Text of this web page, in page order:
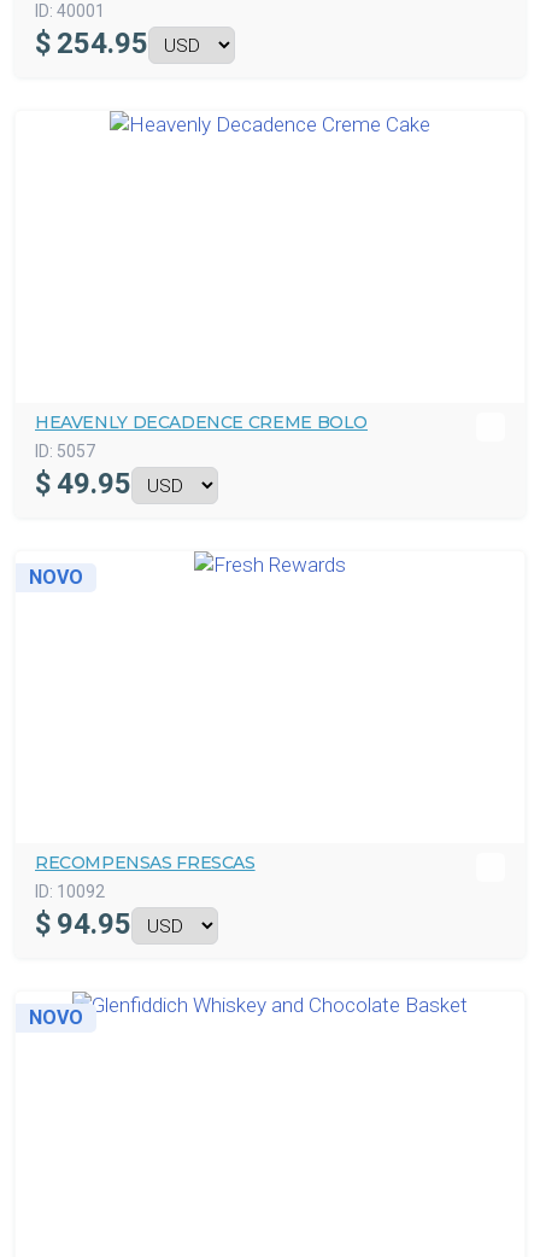
ID: 40001
$ 254.95
HEAVENLY DECADENCE CREME BOLO
ID: 5057
$ 49.95
NOVO
RECOMPENSAS FRESCAS
ID: 10092
$ 94.95
NOVO